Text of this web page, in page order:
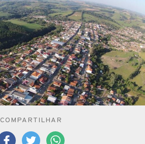
COMPARTILHAR